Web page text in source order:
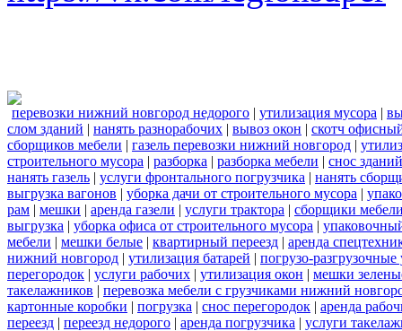
перевозки нижний новгород недорого | утилизация мусора |
слом зданий | нанять разнорабочих | вывоз окон | скотч
сборщиков мебели | газель перевозки нижний новгород |
строительного мусора | разборка | разборка мебели | снос зданий
нанять газель | услуги фронтального погрузчика | нанять
выгрузка вагонов | уборка дачи от строительного мусора |
рам | мешки | аренда газели | услуги трактора | сборщики
выгрузка | уборка офиса от строительного мусора |
мебели | мешки белые | квартирный переезд | аренда
нижний новгород | утилизация батарей | погрузо-разгрузочные
перегородок | услуги рабочих | утилизация окон | мешки
такелажников | перевозка мебели с грузчиками нижний
картонные коробки | погрузка | снос перегородок | аренда
переезд | переезд недорого | аренда погрузчика | услуги